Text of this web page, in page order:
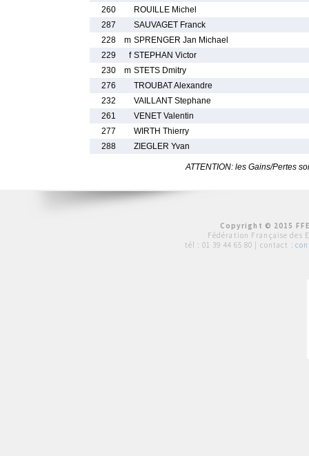
260
ROUILLE Michel
287
SAUVAGET Franck
228
m SPRENGER Jan Michael
229
f STEPHAN Victor
230
m STETS Dmitry
276
TROUBAT Alexandre
232
VAILLANT Stephane
261
VENET Valentin
277
WIRTH Thierry
288
ZIEGLER Yvan
ATTENTION: les Gains/Pertes
Copyright © 2015
Fédération Française des
tél : 01 39 44 65 80 | contact :